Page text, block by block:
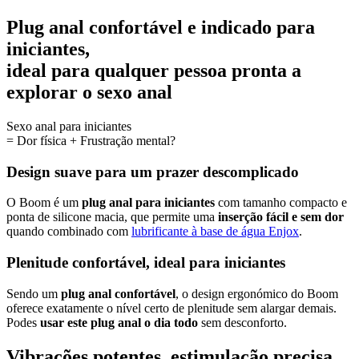
Plug anal confortável e indicado para
iniciantes,
ideal para qualquer pessoa pronta a
explorar o sexo anal
Sexo anal para iniciantes
= Dor física + Frustração mental?
Design suave para um prazer descomplicado
O Boom é um plug anal para iniciantes com tamanho compacto e
ponta de silicone macia, que permite uma inserção fácil e sem dor
quando combinado com lubrificante à base de água Enjox.
Plenitude confortável, ideal para iniciantes
Sendo um plug anal confortável, o design ergonómico do Boom
oferece exatamente o nível certo de plenitude sem alargar demais.
Podes usar este plug anal o dia todo sem desconforto.